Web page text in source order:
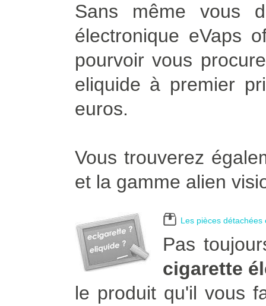
Sans même vous
électronique eVaps
pourvoir vous
eliquide à premier
euros.
Vous trouverez
et la gamme alien
Les pièces détachées
Pas
cigarette
le produit qu'il vous